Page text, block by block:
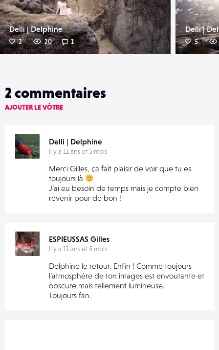
Delli | Delphine
2 20 1
Delli |
5
2 commentaires
AJOUTER LE VÔTRE
Delli | Delphine
Il y a 11 ans et 5 mois
Merci Gilles, ça fait plaisir de voir que tu es
toujours là
J’ai eu besoin de temps mais je compte bien
revenir pour de bon !
ESPIEUSSAS Gilles
Il y a 11 ans et 5 mois
Delphine le retour. Enfin ! Comme toujours
l’atmosphère de ton images est envoutante et
obscure mais tellement lumineuse.
Toujours fan.